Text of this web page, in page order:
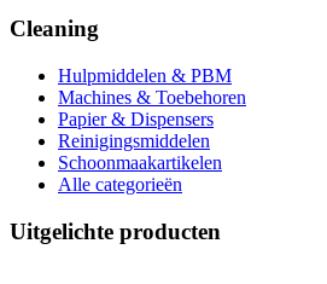
Cleaning
Hulpmiddelen & PBM
Machines & Toebehoren
Papier & Dispensers
Reinigingsmiddelen
Schoonmaakartikelen
Alle categorieën
Uitgelichte producten